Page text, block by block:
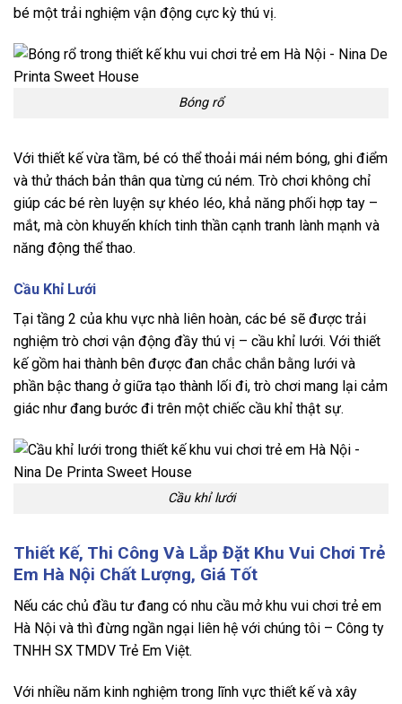
bé một trải nghiệm vận động cực kỳ thú vị.
Bóng rổ
Với thiết kế vừa tầm, bé có thể thoải mái ném bóng, ghi điểm
và thử thách bản thân qua từng cú ném. Trò chơi không chỉ
giúp các bé rèn luyện sự khéo léo, khả năng phối hợp tay –
mắt, mà còn khuyến khích tinh thần cạnh tranh lành mạnh và
năng động thể thao.
Cầu Khỉ Lưới
Tại tầng 2 của khu vực nhà liên hoàn, các bé sẽ được trải
nghiệm trò chơi vận động đầy thú vị – cầu khỉ lưới. Với thiết
kế gồm hai thành bên được đan chắc chắn bằng lưới và
phần bậc thang ở giữa tạo thành lối đi, trò chơi mang lại cảm
giác như đang bước đi trên một chiếc cầu khỉ thật sự.
Cầu khỉ lưới
Thiết Kế, Thi Công Và Lắp Đặt Khu Vui Chơi Trẻ
Em Hà Nội Chất Lượng, Giá Tốt
Nếu các chủ đầu tư đang có nhu cầu mở khu vui chơi trẻ em
Hà Nội và thì đừng ngần ngại liên hệ với chúng tôi – Công ty
TNHH SX TMDV Trẻ Em Việt.
Với nhiều năm kinh nghiệm trong lĩnh vực thiết kế và xây